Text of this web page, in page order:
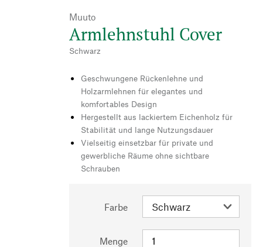
Muuto
Armlehnstuhl Cover
Schwarz
Geschwungene Rückenlehne und
Holzarmlehnen für elegantes und
komfortables Design
Hergestellt aus lackiertem Eichenholz für
Stabilität und lange Nutzungsdauer
Vielseitig einsetzbar für private und
gewerbliche Räume ohne sichtbare
Schrauben
Farbe
Menge